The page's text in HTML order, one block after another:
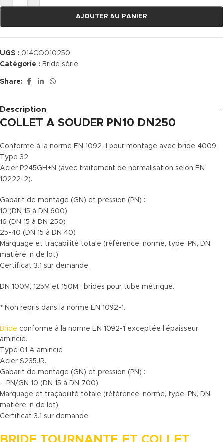
AJOUTER AU PANIER
UGS : 014CO010250
Catégorie : Bride série
Share:
Description
COLLET A SOUDER PN10 DN250
Conforme à la norme EN 1092-1 pour montage avec bride 4009.
Type 32
Acier P245GH+N (avec traitement de normalisation selon EN
10222-2).
Gabarit de montage (GN) et pression (PN) :
10 (DN 15 à DN 600)
16 (DN 15 à DN 250)
25-40 (DN 15 à DN 40)
Marquage et traçabilité totale (référence, norme, type, PN, DN,
matière, n de lot).
Certificat 3.1 sur demande.
DN 100M, 125M et 150M : brides pour tube métrique.
* Non repris dans la norme EN 1092-1.
Bride conforme à la norme EN 1092-1 exceptée l’épaisseur
amincie.
Type 01 A amincie
Acier S235JR.
Gabarit de montage (GN) et pression (PN) :
– PN/GN 10 (DN 15 à DN 700)
Marquage et traçabilité totale (référence, norme, type, PN, DN,
matière, n de lot).
Certificat 3.1 sur demande.
BRIDE TOURNANTE ET COLLET